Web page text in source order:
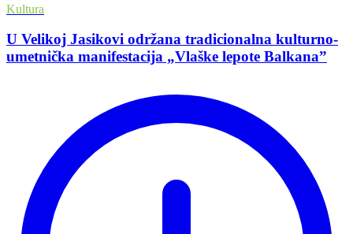
Kultura
U Velikoj Jasikovi održana tradicionalna kulturno-
umetnička manifestacija „Vlaške lepote Balkana”